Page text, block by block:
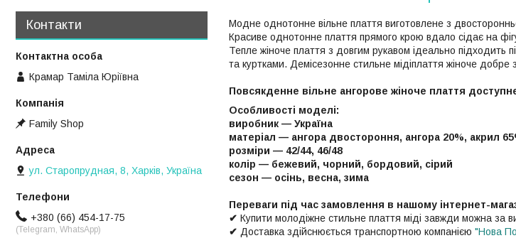
Модне однотонне вільне плаття виготовлене з
Красиве однотонне плаття прямого крою вдало сідає на
Тепле жіноче плаття з довгим рукавом ідеально
та куртками. Демісезонне стильне мідіплаття жіноче добре
Повсякденне вільне ангорове жіноче плаття
Особливості моделі:
виробник — Україна
матеріал — ангора двостороння, ангора 20%, акрил
розміри — 42/44, 46/48
колір — бежевий, чорний, бордовий, сірий
сезон — осінь, весна, зима
Переваги під час замовлення в нашому інтернет-
✔ Купити молодіжне стильне плаття міді завжди можна за
✔ Доставка здійснюється транспортною компанією "Нова
Контакти
Крамар Таміла Юріївна
Family Shop
ул. Старопрудная, 8, Харків, Україна
+380 (66) 454-17-75
(Telegram, WhatsApp)